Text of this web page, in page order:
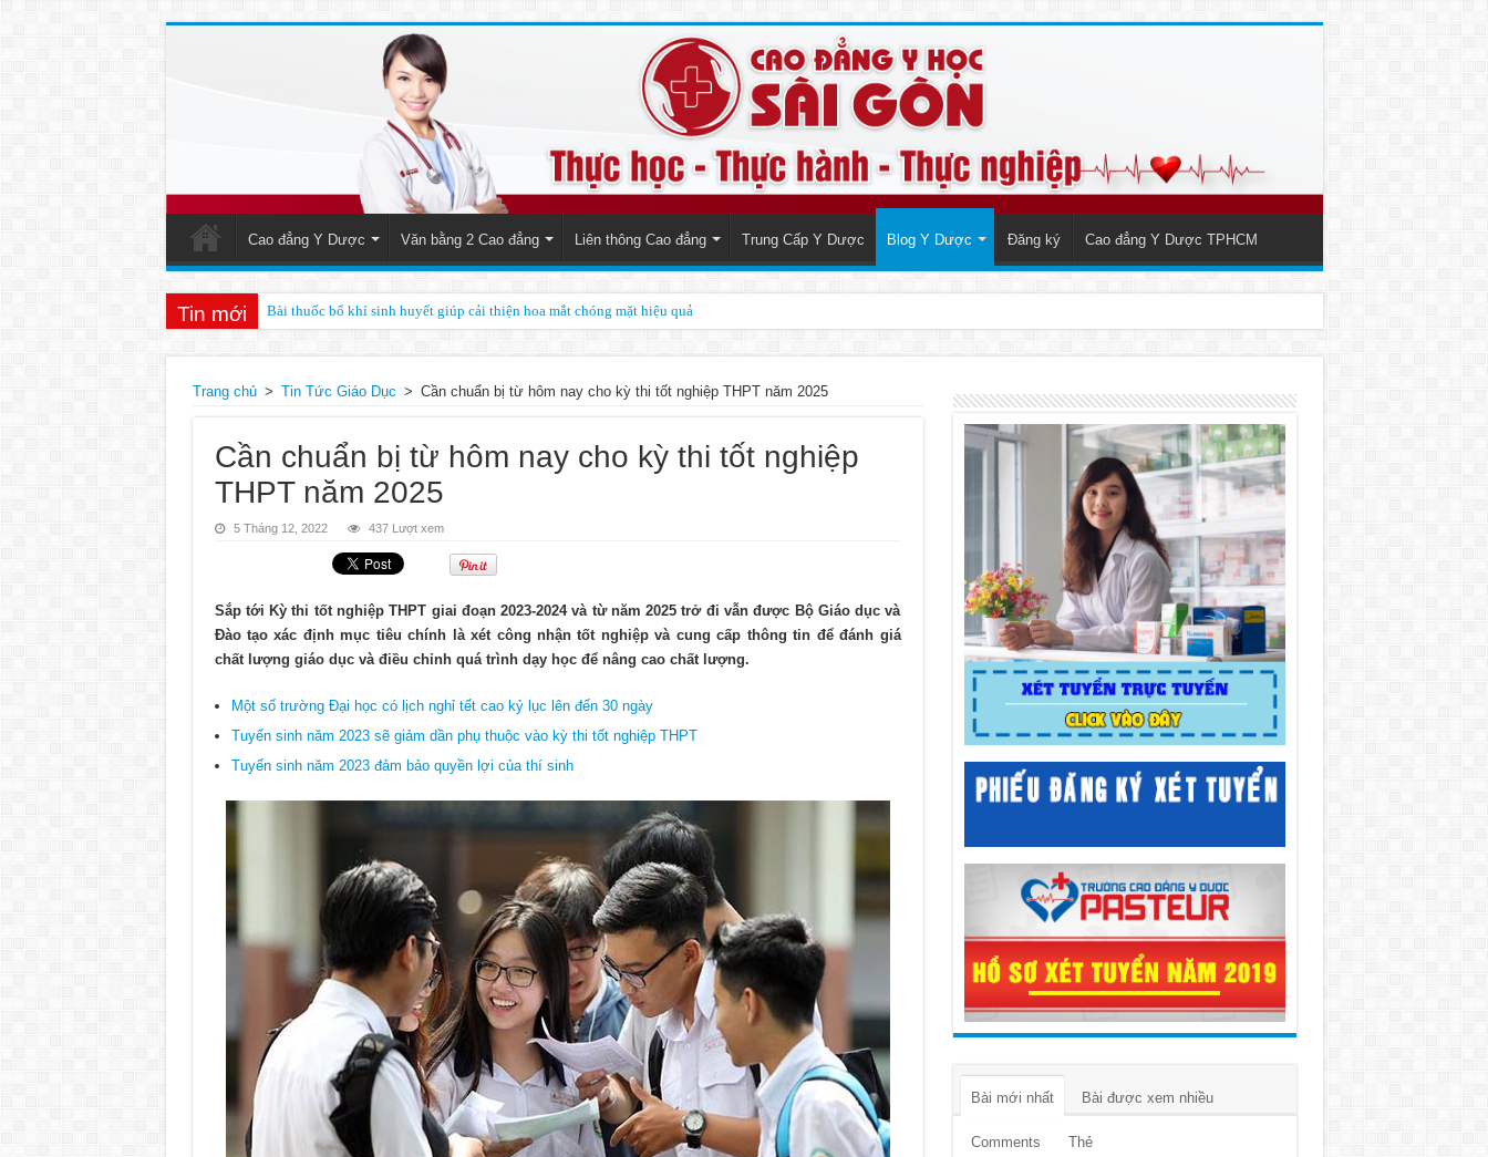
Cao đẳng Y Dược Văn bằng 2 Cao đẳng Liên thông Cao đẳng Trung Cấp Y Dược Blog Y Dược Đăng ký Cao đẳng Y Dược TPHCM
Tin mới Bài thuốc bổ khí sinh huyết giúp cải thiện hoa mắt chóng mặt hiệu quả
Trang chủ > Tin Tức Giáo Dục > Cần chuẩn bị từ hôm nay cho kỳ thi tốt nghiệp THPT năm 2025
Cần chuẩn bị từ hôm nay cho kỳ thi tốt nghiệp
THPT năm 2025
5 Tháng 12, 2022 437 Lượt xem
Sắp tới Kỳ thi tốt nghiệp THPT giai đoạn 2023-2024 và từ năm 2025 trở đi vẫn được Bộ Giáo dục và
Đào tạo xác định mục tiêu chính là xét công nhận tốt nghiệp và cung cấp thông tin để đánh giá
chất lượng giáo dục và điều chỉnh quá trình dạy học để nâng cao chất lượng.
Một số trường Đại học có lịch nghỉ tết cao kỷ lục lên đến 30 ngày
Tuyển sinh năm 2023 sẽ giảm dần phụ thuộc vào kỳ thi tốt nghiệp THPT
Tuyển sinh năm 2023 đảm bảo quyền lợi của thí sinh
Bài mới nhất Bài được xem nhiều
Comments Thẻ